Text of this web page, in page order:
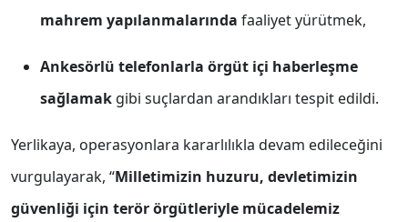
mahrem yapılanmalarında faaliyet yürütmek,
Ankesörlü telefonlarla örgüt içi haberleşme
sağlamak gibi suçlardan arandıkları tespit edildi.
Yerlikaya, operasyonlara kararlılıkla devam edileceğini
vurgulayarak, “Milletimizin huzuru, devletimizin
güvenliği için terör örgütleriyle mücadelemiz